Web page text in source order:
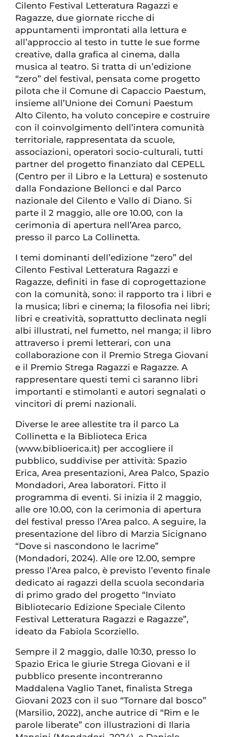
Cilento Festival Letteratura Ragazzi e
Ragazze, due giornate ricche di
appuntamenti improntati alla lettura e
all’approccio al testo in tutte le sue forme
creative, dalla grafica al cinema, dalla
musica al teatro. Si tratta di un’edizione
“zero” del festival, pensata come progetto
pilota che il Comune di Capaccio Paestum,
insieme all’Unione dei Comuni Paestum
Alto Cilento, ha voluto concepire e costruire
con il coinvolgimento dell’intera comunità
territoriale, rappresentata da scuole,
associazioni, operatori socio-culturali, tutti
partner del progetto finanziato dal CEPELL
(Centro per il Libro e la Lettura) e sostenuto
dalla Fondazione Bellonci e dal Parco
nazionale del Cilento e Vallo di Diano. Si
parte il 2 maggio, alle ore 10.00, con la
cerimonia di apertura nell’Area parco,
presso il parco La Collinetta.
I temi dominanti dell’edizione “zero” del
Cilento Festival Letteratura Ragazzi e
Ragazze, definiti in fase di coprogettazione
con la comunità, sono: il rapporto tra i libri e
la musica; libri e cinema; la filosofia nei libri;
libri e creatività, soprattutto declinata negli
albi illustrati, nel fumetto, nel manga; il libro
attraverso i premi letterari, con una
collaborazione con il Premio Strega Giovani
e il Premio Strega Ragazzi e Ragazze. A
rappresentare questi temi ci saranno libri
importanti e stimolanti e autori segnalati o
vincitori di premi nazionali.
Diverse le aree allestite tra il parco La
Collinetta e la Biblioteca Erica
(www.biblioerica.it) per accogliere il
pubblico, suddivise per attività: Spazio
Erica, Area presentazioni, Area Palco, Spazio
Mondadori, Area laboratori. Fitto il
programma di eventi. Si inizia il 2 maggio,
alle ore 10.00, con la cerimonia di apertura
del festival presso l’Area palco. A seguire, la
presentazione del libro di Marzia Sicignano
“Dove si nascondono le lacrime”
(Mondadori, 2024). Alle ore 12.00, sempre
presso l’Area palco, è previsto l’evento finale
dedicato ai ragazzi della scuola secondaria
di primo grado del progetto “Inviato
Bibliotecario Edizione Speciale Cilento
Festival Letteratura Ragazzi e Ragazze”,
ideato da Fabiola Scorziello.
Sempre il 2 maggio, dalle 10:30, presso lo
Spazio Erica le giurie Strega Giovani e il
pubblico presente incontreranno
Maddalena Vaglio Tanet, finalista Strega
Giovani 2023 con il suo “Tornare dal bosco”
(Marsilio, 2022), anche autrice di “Rim e le
parole liberate” con illustrazioni di Ilaria